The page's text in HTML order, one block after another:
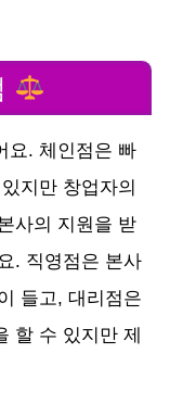
요. 체인점은 빠
지만 창업자의
사의 지원을 받
. 직영점은 본사
들고, 대리점은
할 수 있지만 제